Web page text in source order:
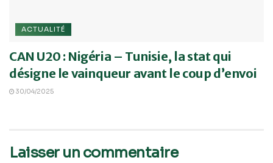
ACTUALITÉ
CAN U20 : Nigéria – Tunisie, la stat qui
désigne le vainqueur avant le coup d’envoi
30/04/2025
Laisser un commentaire